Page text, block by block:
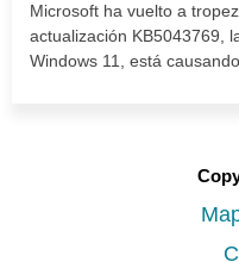
Microsoft ha vuelto a
actualización KB5043769,
Windows 11, está